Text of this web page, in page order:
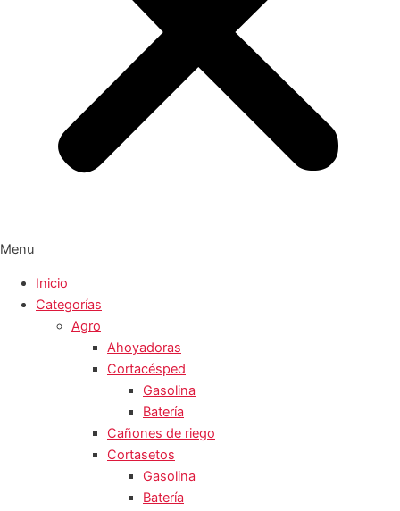
Menu
Inicio
Categorías
Agro
Ahoyadoras
Cortacésped
Gasolina
Batería
Cañones de riego
Cortasetos
Gasolina
Batería